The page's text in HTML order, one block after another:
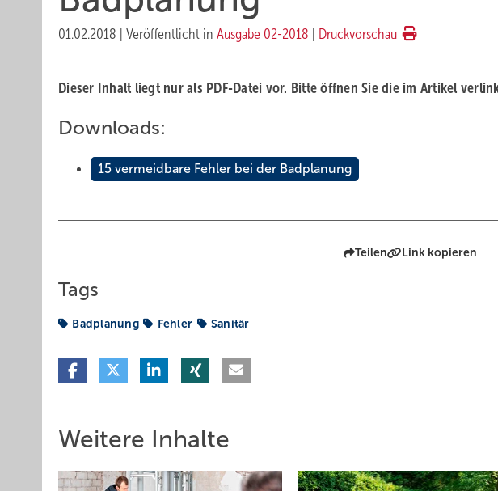
01.02.2018 Veröffentlicht in Ausgabe 02-2018 Druckvorschau
Dieser Inhalt liegt nur als PDF-Datei vor. Bitte öffnen Sie die im Artikel
Downloads:
15 vermeidbare Fehler bei der Badplanung
Teilen Link kopieren
Tags
Badplanung Fehler Sanitär
Weitere Inhalte